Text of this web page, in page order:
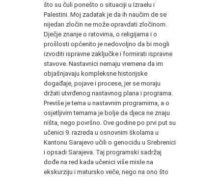
što su čuli ponešto o situaciji u Izraelu i
Palestini. Moj zadatak je da ih naučim de se
nijedan zločin ne može opravdati zločinom.
Dječje znanje o ratovima, o religijama i o
prošlosti općenito je nedovoljno da bi mogli
izvoditi ispravne zaključke i formirati ispravne
stavove. Nastavnici nemaju vremena da im
objašnjavaju kompleksne historijske
događaje, pojave i procese, jer se moraju
držati utvrđenog nastavnog plana i programa.
Previše je tema u nastavnim programima, a o
osjetljivim temama je bolje da djeca ne znaju
ništa, nego površno. Ove godine po prvi put su
učenici 9. razreda u osnovnim školama u
Kantonu Sarajevo učili o genocidu u Srebrenici
i opsadi Sarajeva. Taj programski sadržaj
dođe na red kada učenici više misle na
ekskurziju i matursko veče, nego na ono što